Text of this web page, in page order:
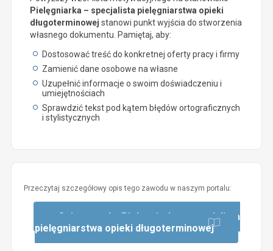
Pielęgniarka – specjalista pielęgniarstwa opieki
długoterminowej stanowi punkt wyjścia do stworzenia
własnego dokumentu. Pamiętaj, aby:
Dostosować treść do konkretnej oferty pracy i firmy
Zamienić dane osobowe na własne
Uzupełnić informacje o swoim doświadczeniu i
umiejętnościach
Sprawdzić tekst pod kątem błędów ortograficznych
i stylistycznych
Przeczytaj szczegółowy opis tego zawodu w naszym portalu:
Opis zawodu: Pielęgniarka – specjalista
pielęgniarstwa opieki długoterminowej